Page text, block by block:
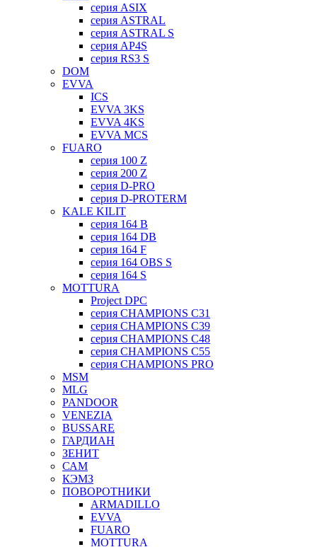
серия ASIX
серия ASTRAL
серия ASTRAL S
серия AP4S
серия RS3 S
DOM
EVVA
ICS
EVVA 3KS
EVVA 4KS
EVVA MCS
FUARO
серия 100 Z
серия 200 Z
серия D-PRO
серия D-PROTERM
KALE KILIT
серия 164 B
серия 164 DB
серия 164 F
серия 164 OBS S
серия 164 S
MOTTURA
Project DPC
серия CHAMPIONS C31
серия CHAMPIONS C39
серия CHAMPIONS C48
серия CHAMPIONS C55
серия CHAMPIONS PRO
MSM
MLG
PANDOOR
VENEZIA
BUSSARE
ГАРДИАН
ЗЕНИТ
САМ
КЭМЗ
ПОВОРОТНИКИ
ARMADILLO
EVVA
FUARO
MOTTURA